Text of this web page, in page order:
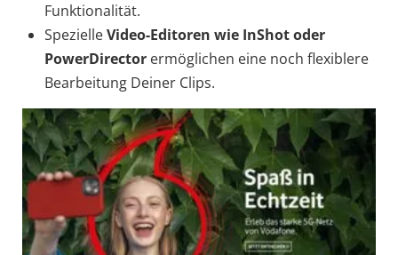
Funktionalität.
SpezielleVideo-Editoren wie InShot oder
PowerDirector ermöglichen eine noch flexiblere
Bearbeitung Deiner Clips.